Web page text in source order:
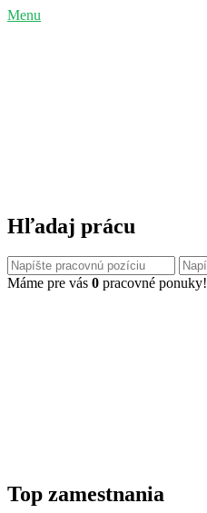
Menu
Hľadaj prácu
Máme pre vás 0 pracovné ponuky!
Top zamestnania